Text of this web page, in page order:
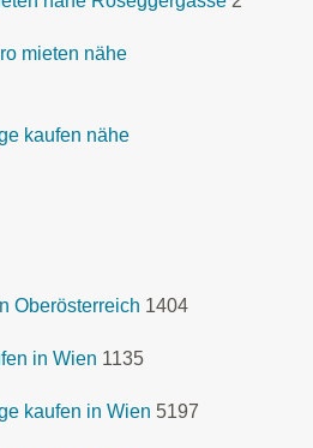
mieten nähe
kaufen nähe
Oberösterreich 1404
in Wien 1135
kaufen in Wien 5197